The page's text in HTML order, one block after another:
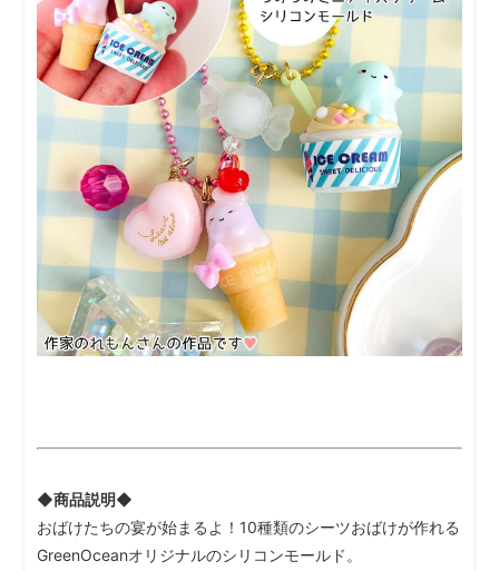
◆商品説明◆
おばけたちの宴が始まるよ！10種類のシーツおばけが作れる
GreenOceanオリジナルのシリコンモールド。